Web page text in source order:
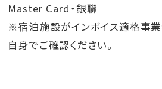
Master Card・銀聯
※宿泊施設がインボイス適格事
自身でご確認ください。